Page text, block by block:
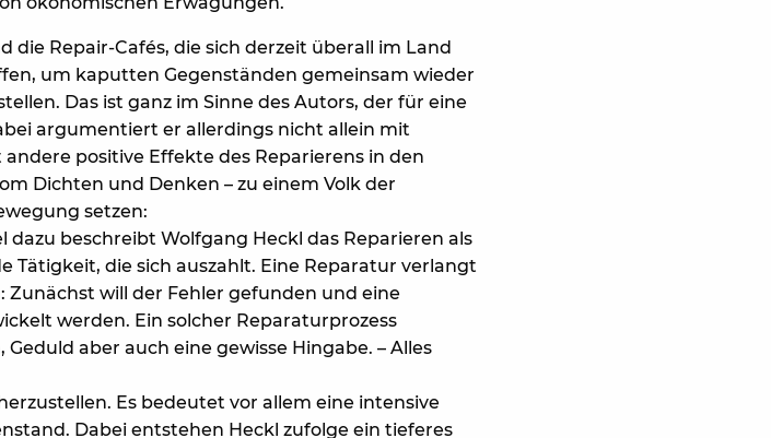
Repair-Cafés, die sich derzeit überall im Land
um kaputten Gegenständen gemeinsam wieder
Das ist ganz im Sinne des Autors, der für eine
argumentiert er allerdings nicht allein mit
positive Effekte des Reparierens in den
Dichten und Denken – zu einem Volk der
setzen:
beschreibt Wolfgang Heckl das Reparieren als
Tätigkeit, die sich auszahlt. Eine Reparatur verlangt
will der Fehler gefunden und eine
werden. Ein solcher Reparaturprozess
aber auch eine gewisse Hingabe. – Alles
Es bedeutet vor allem eine intensive
Dabei entstehen Heckl zufolge ein tieferes